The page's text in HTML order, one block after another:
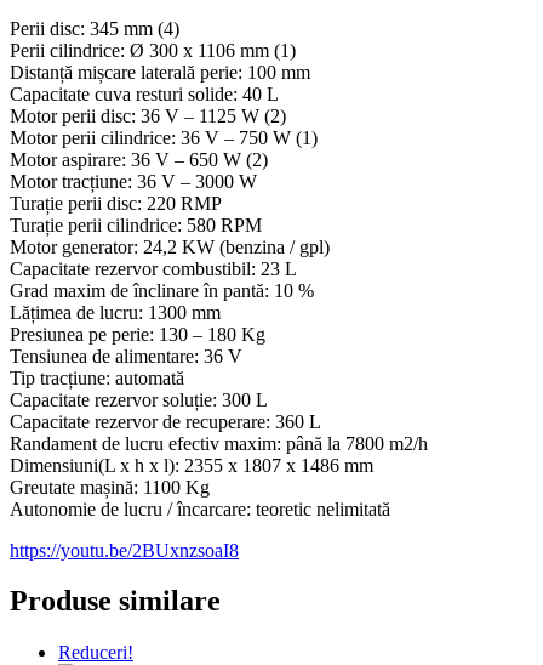
și
aspirat
pardoseli
cu
om
la
bord
Perii disc: 345 mm (4)
Perii cilindrice: Ø 300 x 1106 mm (1)
Distanță mișcare laterală perie: 100 mm
Capacitate cuva resturi solide: 40 L
Motor perii disc: 36 V – 1125 W (2)
Motor perii cilindrice: 36 V – 750 W (1)
Motor aspirare: 36 V – 650 W (2)
Motor tracțiune: 36 V – 3000 W
Turație perii disc: 220 RMP
Turație perii cilindrice: 580 RPM
Motor generator: 24,2 KW (benzina / gpl)
Capacitate rezervor combustibil: 23 L
Grad maxim de înclinare în pantă: 10 %
Lățimea de lucru: 1300 mm
Presiunea pe perie: 130 – 180 Kg
Tensiunea de alimentare: 36 V
Tip tracțiune: automată
Capacitate rezervor soluție: 300 L
Capacitate rezervor de recuperare: 360 L
Randament de lucru efectiv maxim: până la 7800 m2/h
Dimensiuni(L x h x l): 2355 x 1807 x 1486 mm
Greutate mașină: 1100 Kg
Autonomie de lucru / încarcare: teoretic nelimitată
https://youtu.be/2BUxnzsoaI8
Produse similare
Reduceri!